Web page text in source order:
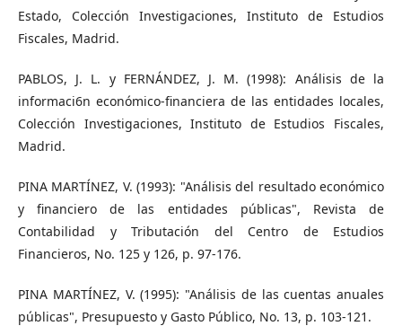
Estado, Colección Investigaciones, Instituto de Estudios
Fiscales, Madrid.
PABLOS, J. L. y FERNÁNDEZ, J. M. (1998): Análisis de la
informaci6n económico-financiera de las entidades locales,
Colección Investigaciones, Instituto de Estudios Fiscales,
Madrid.
PINA MARTÍNEZ, V. (1993): "Análisis del resultado económico
y financiero de las entidades públicas", Revista de
Contabilidad y Tributación del Centro de Estudios
Financieros, No. 125 y 126, p. 97-176.
PINA MARTÍNEZ, V. (1995): "Análisis de las cuentas anuales
públicas", Presupuesto y Gasto Público, No. 13, p. 103-121.